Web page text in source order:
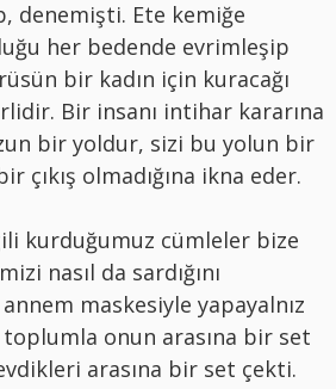
denemişti. Ete kemiğe
her bedende evrimleşip
bir kadın için kuracağı
Bir insanı intihar kararına
bir yoldur, sizi bu yolun bir
çıkış olmadığına ikna eder.
kurduğumuz cümleler bize
nasıl da sardığını
maskesiyle yapayalnız
toplumla onun arasına bir set
arasına bir set çekti.